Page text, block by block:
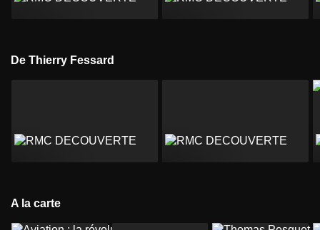
De Thierry Fessard
A la carte